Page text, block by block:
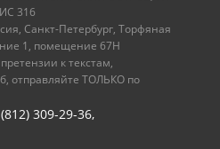
316
Санкт-Петербург, Торфяная
1, помещение 67Н
к текстам,
отправляйте ТОЛЬКО по
309-29-36,